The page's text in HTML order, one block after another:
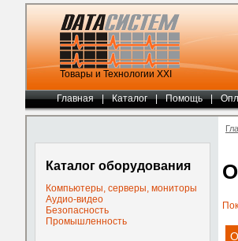
Товары и Технологии ХХI
Главная | Каталог | Помощь |
Каталог оборудования
Компьютеры, серверы, мониторы
Аудио-видео
Безопасность
Промышленность